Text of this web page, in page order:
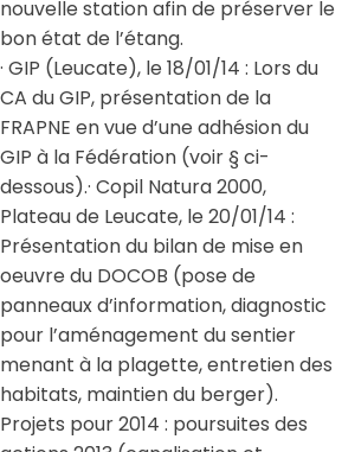
nouvelle station afin de préserver le
bon état de l’étang.
· GIP (Leucate), le 18/01/14 : Lors du
CA du GIP, présentation de la
FRAPNE en vue d’une adhésion du
GIP à la Fédération (voir § ci-
dessous).· Copil Natura 2000,
Plateau de Leucate, le 20/01/14 :
Présentation du bilan de mise en
oeuvre du DOCOB (pose de
panneaux d’information, diagnostic
pour l’aménagement du sentier
menant à la plagette, entretien des
habitats, maintien du berger).
Projets pour 2014 : poursuites des